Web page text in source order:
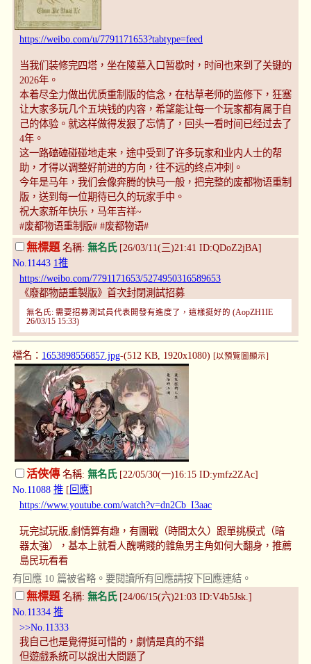
https://weibo.com/u/7791171653?tabtype=feed
当我们装修完四塔，坐在陵墓入口暂歇时，时间也来到了关键的
2026年。
本着尽全力做出优质重制版的信念，在枯草老师的监修下，狂塞
让大家多玩几个五块钱的内容，希望能让每一个玩家都有属于自
己的体验。就这样做得发狠了忘情了，回头一看时间已经过去了
4年。
这一路磕磕碰碰地走来，途中受到了许多玩家和业内人士的帮
助，才得以调整好前进的方向，往不远的终点冲刺。
今年是马年，我们会像奔腾的快马一般，把完整的废都物语重制
版，送到每一位期待已久的玩家手中。
祝大家新年快乐，马年吉祥~
#废都物语重制版# #废都物语#
無標題 名稱: 無名氏[26/03/11(三)21:41 ID:QDoZ2jBA]
No.11443 1推
https://weibo.com/7791171653/5274950316589653
《廢都物語重製版》首次封閉測試招募
無名氏: 需要招募測試員代表開發有進度了，這樣挺好的 (AopZH1IE
26/03/15 15:33)
檔名： 1653898556857.jpg-(512 KB, 1920x1080) [以預覽圖顯示]
活俠傳名稱: 無名氏[22/05/30(一)16:15 ID:ymfz2ZAc]
No.11088 推 [回應]
https://www.youtube.com/watch?v=dn2Cb_I3aac
玩完試玩版,劇情算有趣，有團戰（時間太久）跟單挑模式（暗
器太強），基本上就看人醜嘴賤的雜魚男主角如何大翻身，推薦
島民玩看看
有回應 10 篇被省略。要閱讀所有回應請按下回應連結。
無標題 名稱: 無名氏[24/06/15(六)21:03 ID:V4b5Jsk.]
No.11334 推
>>No.11333
我自己也是覺得挺可惜的，劇情是真的不錯
但遊戲系統可以說出大問題了